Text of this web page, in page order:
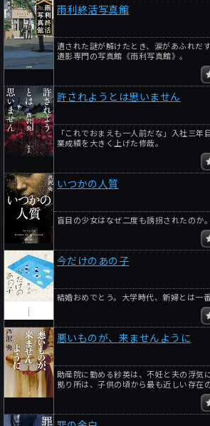
雨利終活写真館
遺された謎が解けたとき、涙があふれだ
遺影専門の写真館《雨利写真館》。
許されようとは思いません
「これでおまえも一人前だな」入社三年
業成績を大きく上げた修哉。
いつかの人質
盲目の少女はなぜ二度も誘拐されたのか。
今だけのあの子
結婚おめでとう。大学時代、新婦とは一
悪いものが、来ませんように
助産院に勤める紗英は、不妊と夫の浮気
拠り所は、子供の頃から最も近しい存在